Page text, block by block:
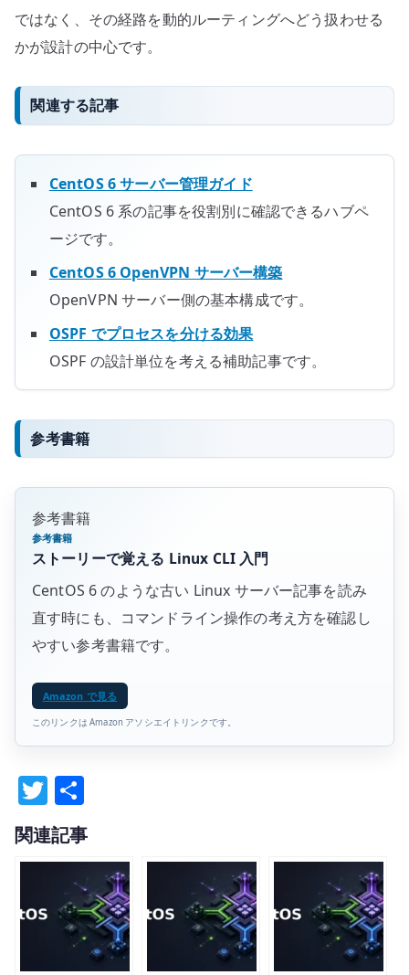
ではなく、その経路を動的ルーティングへどう扱わせる
かが設計の中心です。
関連する記事
CentOS 6 サーバー管理ガイド
CentOS 6 系の記事を役割別に確認できるハブペ
ージです。
CentOS 6 OpenVPN サーバー構築
OpenVPN サーバー側の基本構成です。
OSPF でプロセスを分ける効果
OSPF の設計単位を考える補助記事です。
参考書籍
参考書籍
参考書籍
ストーリーで覚える Linux CLI 入門
CentOS 6 のような古い Linux サーバー記事を読み
直す時にも、コマンドライン操作の考え方を確認し
やすい参考書籍です。
Amazon で見る
このリンクは Amazon アソシエイトリンクです。
T
w
it
te
r
有
関連記事